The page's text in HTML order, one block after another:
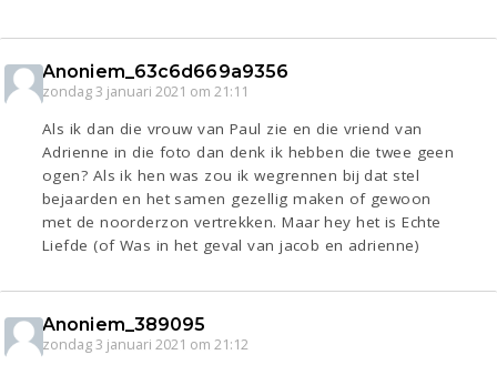
Anoniem_63c6d669a9356
zondag 3 januari 2021 om 21:11
Als ik dan die vrouw van Paul zie en die vriend van
Adrienne in die foto dan denk ik hebben die twee geen
ogen? Als ik hen was zou ik wegrennen bij dat stel
bejaarden en het samen gezellig maken of gewoon
met de noorderzon vertrekken. Maar hey het is Echte
Liefde (of Was in het geval van jacob en adrienne)
Anoniem_389095
zondag 3 januari 2021 om 21:12